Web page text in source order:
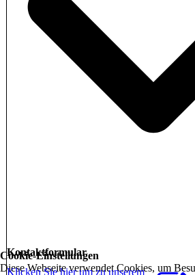
Kontaktformular
Klicken Sie hier um zu unserem
Cookie-Einstellungen
Diese Webseite verwendet Cookies, um